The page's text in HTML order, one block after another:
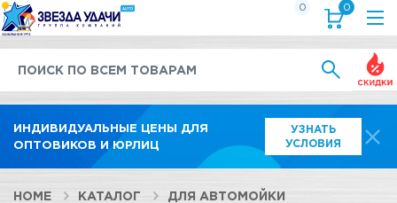
ИНДИВИДУАЛЬНЫЕ ЦЕНЫ ДЛЯ
ОПТОВИКОВ И ЮРЛИЦ
УЗНАТЬ
УСЛОВИЯ
0 0
HOME КАТАЛОГ ДЛЯ АВТОМОЙКИ